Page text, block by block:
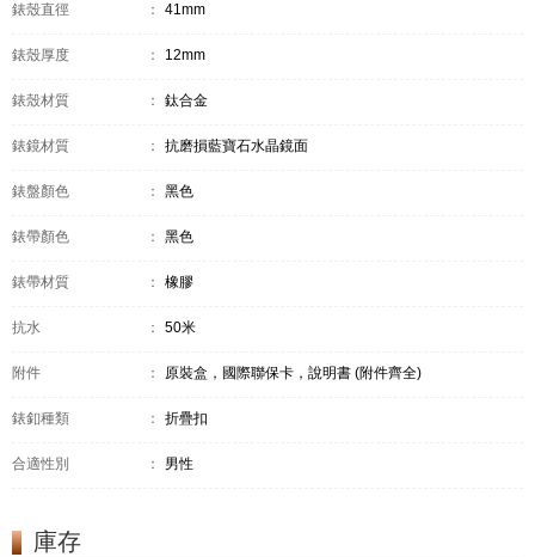
錶殼直徑 ： 41mm
錶殼厚度 ： 12mm
錶殼材質 ： 鈦合金
錶鏡材質 ： 抗磨損藍寶石水晶鏡面
錶盤顏色 ： 黑色
錶帶顏色 ： 黑色
錶帶材質 ： 橡膠
抗水 ： 50米
附件 ： 原裝盒，國際聯保卡，說明書 (附件齊全)
錶釦種類 ： 折疊扣
合適性別 ： 男性
庫存